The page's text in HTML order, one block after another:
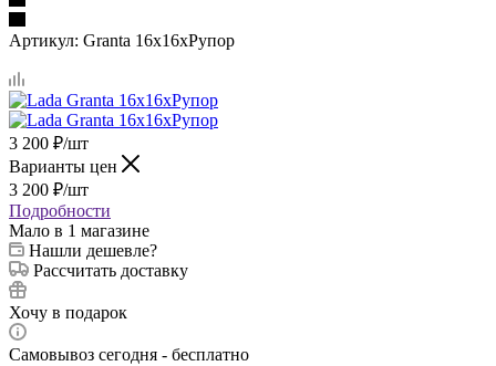
Артикул: Granta 16x16xРупор
3 200 ₽/шт
Варианты цен
3 200 ₽/шт
Подробности
Мало в 1 магазине
Нашли дешевле?
Рассчитать доставку
Хочу в подарок
Самовывоз сегодня - бесплатно